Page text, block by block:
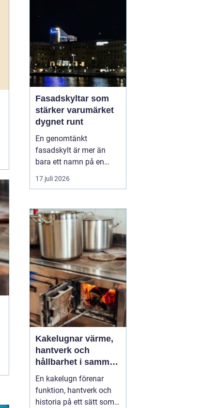
man ska agera, utan
hu...
Fasadskyltar som
stärker varumärket
dygnet runt
En genomtänkt
fasadskylt är mer än
bara ett namn på en
vägg. Den fungerar som
företagets ansikte utåt,
signalerar kvalitet innan
någon ens har klivit
innanför dörren. F&o...
17 juli 2026
Kakelugnar värme,
hantverk och
hållbarhet i samma
eldstad
En kakelugn förenar
funktion, hantverk och
historia på ett sätt som